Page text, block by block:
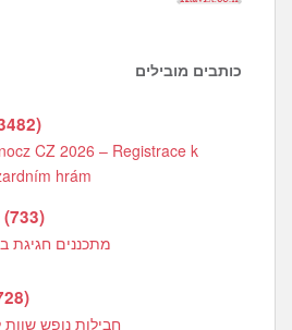
כותבים מובילים
)
CZ 2026 – Registrace k
hrám
(733)
מתכננים חגיגת
)
חבילות נופש